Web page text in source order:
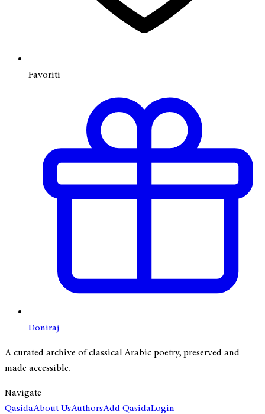
Favoriti
Doniraj
A curated archive of classical Arabic poetry, preserved and
made accessible.
Navigate
QasidaAbout UsAuthorsAdd QasidaLogin